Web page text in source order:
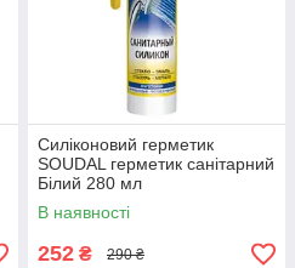
Силіконовий герметик
SOUDAL герметик санітарний
Білий 280 мл
В наявності
252 ₴ 290 ₴